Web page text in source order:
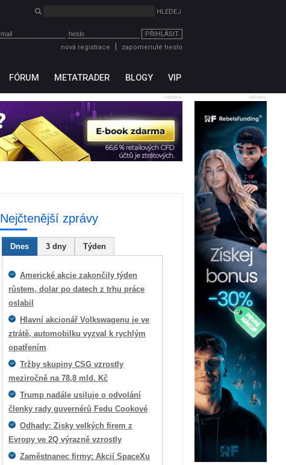
PŘIHLÁSIT
nová registrace
zapomenuté heslo
FÓRUM METATRADER BLOGY VIP
reklama
reklama
Nejčtenější zprávy
Dnes 3 dny Týden
Americké akcie zakončily týden
růstem, dolar po datech z trhu práce
oslabil
Hlavní akcionář Volkswagenu je ve
ztrátě, automobilku vyzval k rychlým
opatřením
Tržby skupiny CSG vzrostly
meziročně na 78,8 mld. Kč
Trump nadále usiluje o odvolání
členky rady guvernérů Fedu Cookové
Odhady: Zisky velkých firem z
Evropy ve 2Q výrazně vzrostly
Zaměstnanec firmy: Akcií SpaceXu